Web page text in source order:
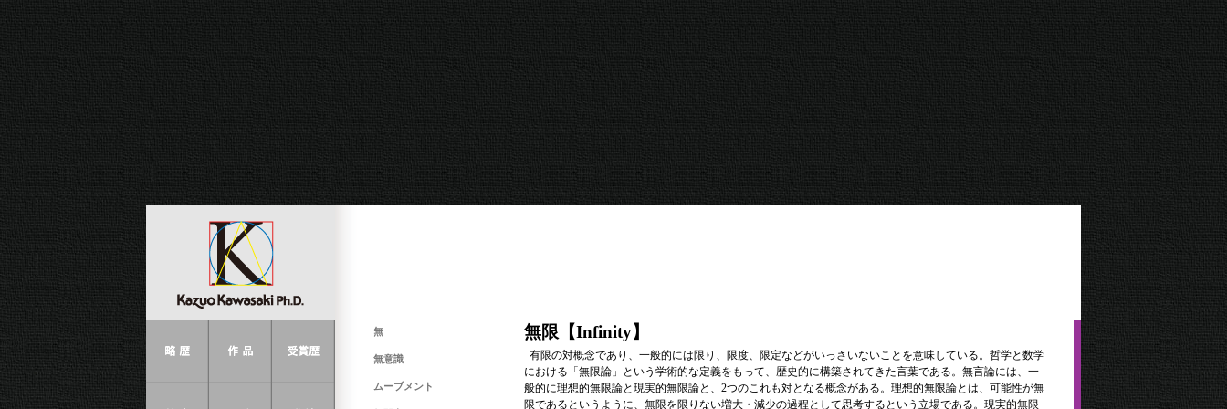
無
無意識
ムーブメント
無限【Infinity】
有限の対概念であり、一般的には限り、限度、限定などがいっさいないことを意味している。哲学と数学
における「無限論」という学術的な定義をもって、歴史的に構築されてきた言葉である。無言論には、一
般的に理想的無限論と現実的無限論と、2つのこれも対となる概念がある。理想的無限論とは、可能性が無
限であるというように、無限を限りない増大・減少の過程として思考するという立場である。現実的無限